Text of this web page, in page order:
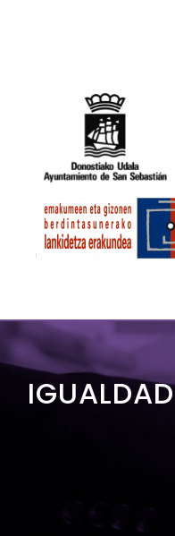
IGUALDAD